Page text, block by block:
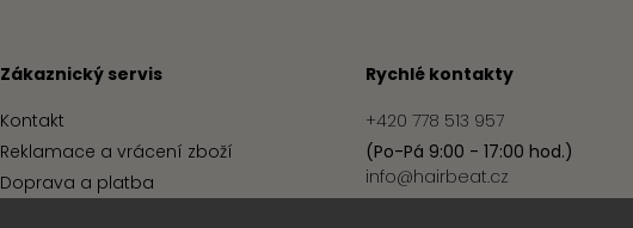
Zákaznický servis
Kontakt
Reklamace a vrácení zboží
Doprava a platba
Rychlé kontakty
+420 778 513 957
(Po-Pá 9:00 - 17:00 hod.)
info@hairbeat.cz